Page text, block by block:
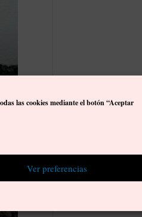
las cookies mediante el botón “Aceptar
Ver preferencias